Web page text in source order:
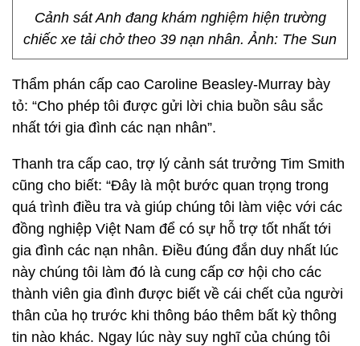
Cảnh sát Anh đang khám nghiệm hiện trường
chiếc xe tải chở theo 39 nạn nhân. Ảnh: The Sun
Thẩm phán cấp cao Caroline Beasley-Murray bày
tỏ: “Cho phép tôi được gửi lời chia buồn sâu sắc
nhất tới gia đình các nạn nhân”.
Thanh tra cấp cao, trợ lý cảnh sát trưởng Tim Smith
cũng cho biết: “Đây là một bước quan trọng trong
quá trình điều tra và giúp chúng tôi làm việc với các
đồng nghiệp Việt Nam để có sự hỗ trợ tốt nhất tới
gia đình các nạn nhân. Điều đúng đắn duy nhất lúc
này chúng tôi làm đó là cung cấp cơ hội cho các
thành viên gia đình được biết về cái chết của người
thân của họ trước khi thông báo thêm bất kỳ thông
tin nào khác. Ngay lúc này suy nghĩ của chúng tôi